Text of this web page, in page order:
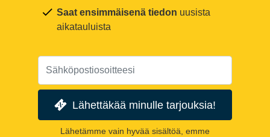
Saat ensimmäisenä tiedon uusista
aikatauluista
Lähettäkää minulle tarjouksia!
Lähetämme vain hyvää sisältöä, emme